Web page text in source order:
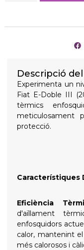
Descripció
Experimenta un
Fiat E-Doble III
tèrmics
meticulosament
protecció.
Característiques
Eficiència
d'aïllament
enfosquidors
calor, mantenint
més calorosos i